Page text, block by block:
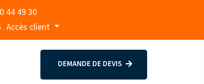
44 49 30
Accès client
DEMANDE DE DEVIS